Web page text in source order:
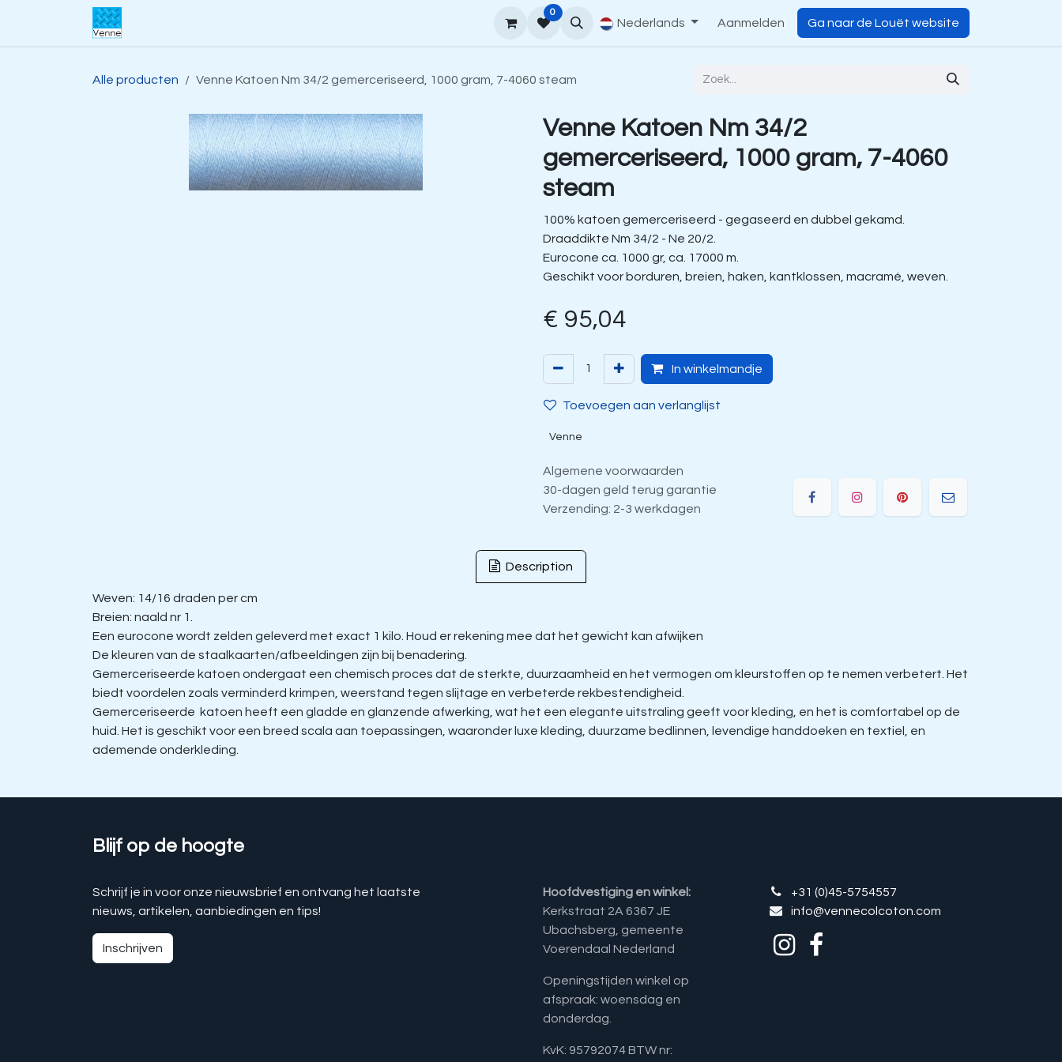
Overslaan naar inhoud
Hoe te bestellen Contact
0
Nederlands Aanmelden Ga naar de Louët website
Alle producten Venne Katoen Nm 34/2 gemerceriseerd, 1000 gram, 7-4060 steam
Venne Katoen Nm 34/2
gemerceriseerd, 1000 gram, 7-4060
steam
100% katoen gemerceriseerd - gegaseerd en dubbel gekamd.
Draaddikte Nm 34/2 - Ne 20/2.
Eurocone ca. 1000 gr, ca. 17000 m.
Geschikt voor borduren, breien, haken, kantklossen, macramé, weven.
€ 95,04
In winkelmandje
Toevoegen aan verlanglijst
Venne
Algemene voorwaarden
30-dagen geld terug garantie
Verzending: 2-3 werkdagen
Description
Weven: 14/16 draden per cm
Breien: naald nr 1.
Een eurocone wordt zelden geleverd met exact 1 kilo. Houd er rekening mee dat het gewicht kan afwijken
De kleuren van de staalkaarten/afbeeldingen zijn bij benadering.
Gemerceriseerde katoen ondergaat een chemisch proces dat de sterkte, duurzaamheid en het vermogen om kleurstoffen op te nemen verbetert. Het
biedt voordelen zoals verminderd krimpen, weerstand tegen slijtage en verbeterde rekbestendigheid.
Gemerceriseerde katoen heeft een gladde en glanzende afwerking, wat het een elegante uitstraling geeft voor kleding, en het is comfortabel op de
huid. Het is geschikt voor een breed scala aan toepassingen, waaronder luxe kleding, duurzame bedlinnen, levendige handdoeken en textiel, en
ademende onderkleding.
Blijf op de hoogte
Schrijf je in voor onze nieuwsbrief en ontvang het laatste
nieuws, artikelen, aanbiedingen en tips!
Inschrijven
Hoofdvestiging en winkel:
Kerkstraat 2A 6367 JE
Ubachsberg, gemeente
Voerendaal Nederland
Openingstijden winkel op
afspraak: woensdag en
donderdag.
KvK: 95792074 BTW nr:
+31 (0)45-5754557
info@vennecolcoton.com